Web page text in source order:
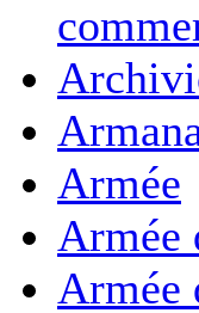
Armée
Armée
Armée